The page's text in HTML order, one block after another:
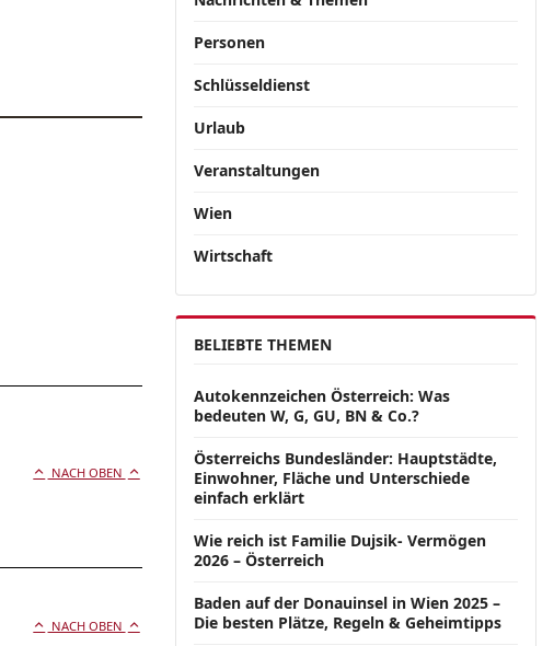
NACH OBEN
NACH OBEN
Personen
Schlüsseldienst
Urlaub
Veranstaltungen
Wien
Wirtschaft
BELIEBTE THEMEN
Autokennzeichen Österreich: Was
bedeuten W, G, GU, BN & Co.?
Österreichs Bundesländer: Hauptstädte,
Einwohner, Fläche und Unterschiede
einfach erklärt
Wie reich ist Familie Dujsik- Vermögen
2026 – Österreich
Baden auf der Donauinsel in Wien 2025 –
Die besten Plätze, Regeln & Geheimtipps